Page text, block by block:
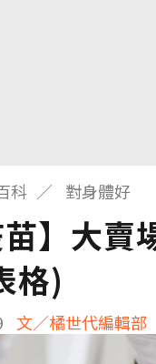
科 對身體好
苗】大
格)
文／橘世代編輯部